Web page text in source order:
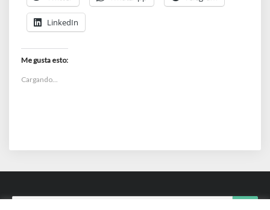
LinkedIn
Me gusta esto:
Cargando...
Search